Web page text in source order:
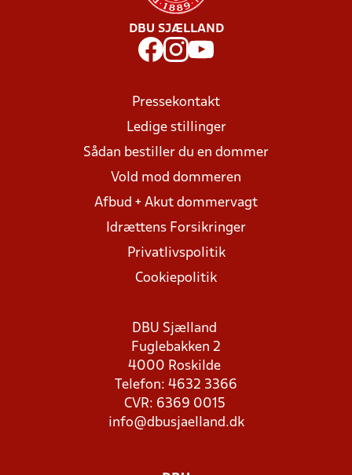
DBU SJÆLLAND
Pressekontakt
Ledige stillinger
Sådan bestiller du en dommer
Vold mod dommeren
Afbud + Akut dommervagt
Idrættens Forsikringer
Privatlivspolitik
Cookiepolitik
DBU Sjælland
Fuglebakken 2
4000 Roskilde
Telefon: 4632 3366
CVR: 6369 0015
info@dbusjaelland.dk